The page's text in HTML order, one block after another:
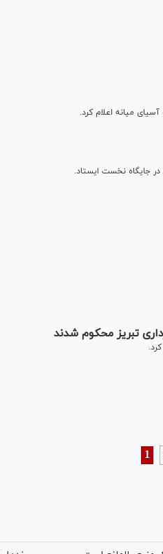
میانه اعلام کرد.
در جایگاه نخست ایستاد.
تبریز محکوم شدند
1